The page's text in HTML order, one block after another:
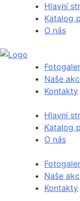
Hlavní
Katalog
O nás
Naše
Kontakty
Hlavní
Katalog
O nás
Naše
Kontakty